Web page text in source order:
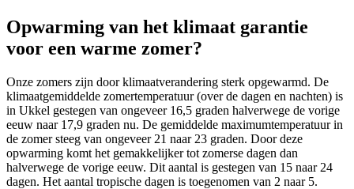
Opwarming van het klimaat garantie
voor een warme zomer?
Onze zomers zijn door klimaatverandering sterk opgewarmd. De
klimaatgemiddelde zomertemperatuur (over de dagen en nachten) is
in Ukkel gestegen van ongeveer 16,5 graden halverwege de vorige
eeuw naar 17,9 graden nu. De gemiddelde maximumtemperatuur in
de zomer steeg van ongeveer 21 naar 23 graden. Door deze
opwarming komt het gemakkelijker tot zomerse dagen dan
halverwege de vorige eeuw. Dit aantal is gestegen van 15 naar 24
dagen. Het aantal tropische dagen is toegenomen van 2 naar 5.